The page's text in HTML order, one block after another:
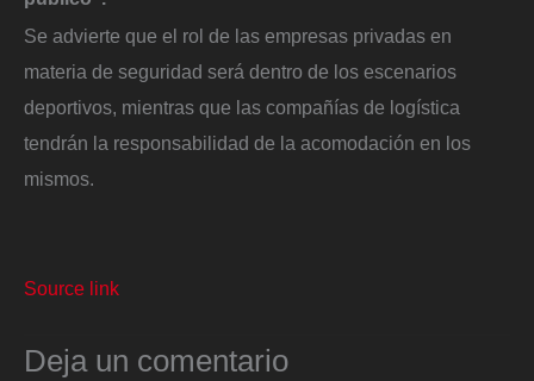
Se advierte que el rol de las empresas privadas en
materia de seguridad será dentro de los escenarios
deportivos, mientras que las compañías de logística
tendrán la responsabilidad de la acomodación en los
mismos.
Source link
Deja un comentario